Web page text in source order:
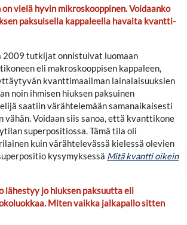
vielä hyvin mikroskooppinen. Voidaanko
paksuisella kappaleella havaita kvantti-
2009 tutkijat onnistuivat luomaan
eli makroskooppisen kappaleen,
kvanttimaailman lainalaisuuksien
noin ihmisen hiuksen paksuinen
saatiin värähtelemään samanaikaisesti
vähän. Voidaan siis sanoa, että kvanttikone
superpositiossa. Tämä tila oli
kuin värähtelevässä kielessä olevien
kysymyksessä Mitä kvantti oikein
lähestyy jo hiuksen paksuutta eli
Miten vaikka jalkapallo sitten